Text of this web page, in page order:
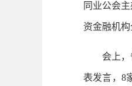
同业公会
资金融机
会上，省
表发言，8